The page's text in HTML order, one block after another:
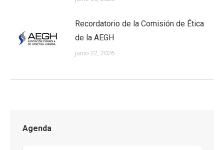
Recordatorio de la Comisión de Ética
de la AEGH
junio 22, 2026
Agenda